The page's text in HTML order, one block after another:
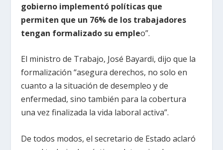
gobierno implementó políticas que
permiten que un 76% de los trabajadores
tengan formalizado su empleo”.
El ministro de Trabajo, José Bayardi, dijo que la
formalización “asegura derechos, no solo en
cuanto a la situación de desempleo y de
enfermedad, sino también para la cobertura
una vez finalizada la vida laboral activa”.
De todos modos, el secretario de Estado aclaró